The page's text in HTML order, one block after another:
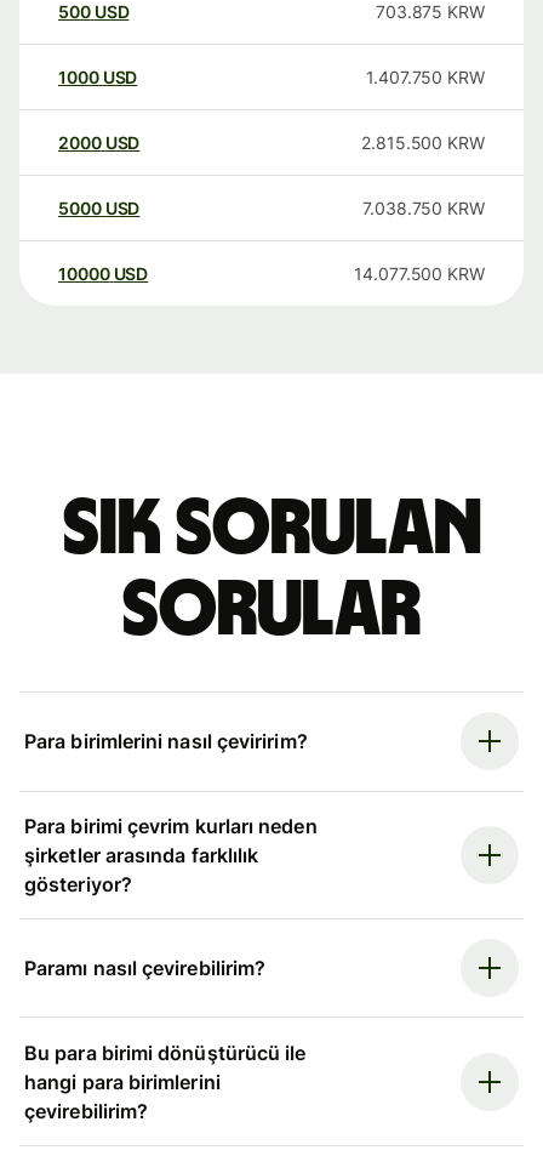
500 USD 703.875 KRW
1000 USD 1.407.750 KRW
2000 USD 2.815.500 KRW
5000 USD 7.038.750 KRW
10000 USD 14.077.500 KRW
Sık sorulan
sorular
Para birimlerini nasıl çeviririm?
Para birimi çevrim kurları neden
şirketler arasında farklılık
gösteriyor?
Paramı nasıl çevirebilirim?
Bu para birimi dönüştürücü ile
hangi para birimlerini
çevirebilirim?